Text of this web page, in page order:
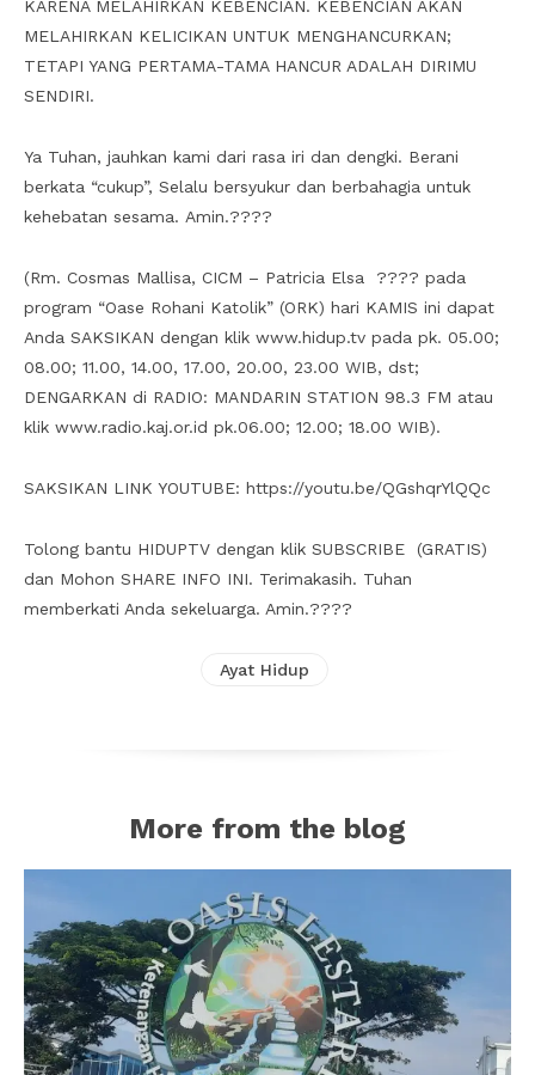
KARENA MELAHIRKAN KEBENCIAN. KEBENCIAN AKAN
MELAHIRKAN KELICIKAN UNTUK MENGHANCURKAN;
TETAPI YANG PERTAMA-TAMA HANCUR ADALAH DIRIMU
SENDIRI.
Ya Tuhan, jauhkan kami dari rasa iri dan dengki. Berani
berkata “cukup”, Selalu bersyukur dan berbahagia untuk
kehebatan sesama. Amin.????
(Rm. Cosmas Mallisa, CICM – Patricia Elsa ???? pada
program “Oase Rohani Katolik” (ORK) hari KAMIS ini dapat
Anda SAKSIKAN dengan klik www.hidup.tv pada pk. 05.00;
08.00; 11.00, 14.00, 17.00, 20.00, 23.00 WIB, dst;
DENGARKAN di RADIO: MANDARIN STATION 98.3 FM atau
klik www.radio.kaj.or.id pk.06.00; 12.00; 18.00 WIB).
SAKSIKAN LINK YOUTUBE: https://youtu.be/QGshqrYlQQc
Tolong bantu HIDUPTV dengan klik SUBSCRIBE (GRATIS)
dan Mohon SHARE INFO INI. Terimakasih. Tuhan
memberkati Anda sekeluarga. Amin.????
Ayat Hidup
More from the blog